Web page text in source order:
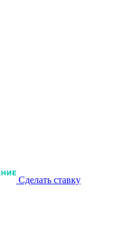
Сделать ставку